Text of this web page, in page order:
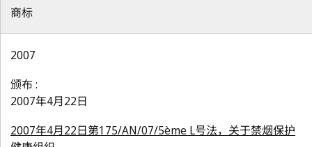
商标
2007
颁布 :
2007年4月22日
2007年4月22日第175/AN/07/5ème L号法，关于禁烟保护